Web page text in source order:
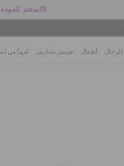
استعد للعودة إلى المدرسة! اشترِ زوجين بالسعر الكامل واحصل على خصم 25%
للرجال أطفال جيبيتز تشارمز كروكس